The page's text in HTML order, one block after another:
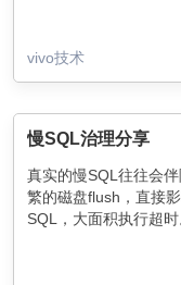
vivo技术
慢SQL治理分享
真实的慢SQL往往会
繁的磁盘flush，直接
SQL，大面积执行超时